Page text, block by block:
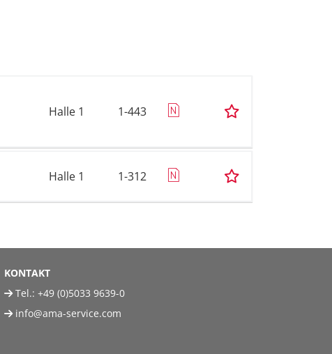
Halle 1 1-443
Halle 1 1-312
KONTAKT
Tel.: +49 (0)5033 9639-0
info@ama-service.com